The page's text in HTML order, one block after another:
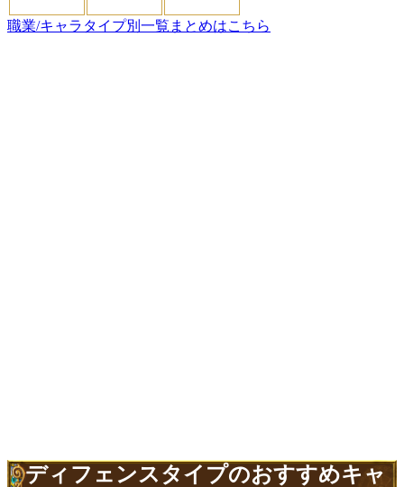
職業/キャラタイプ別一覧まとめはこちら
ディフェンスタイプのおすすめキャ